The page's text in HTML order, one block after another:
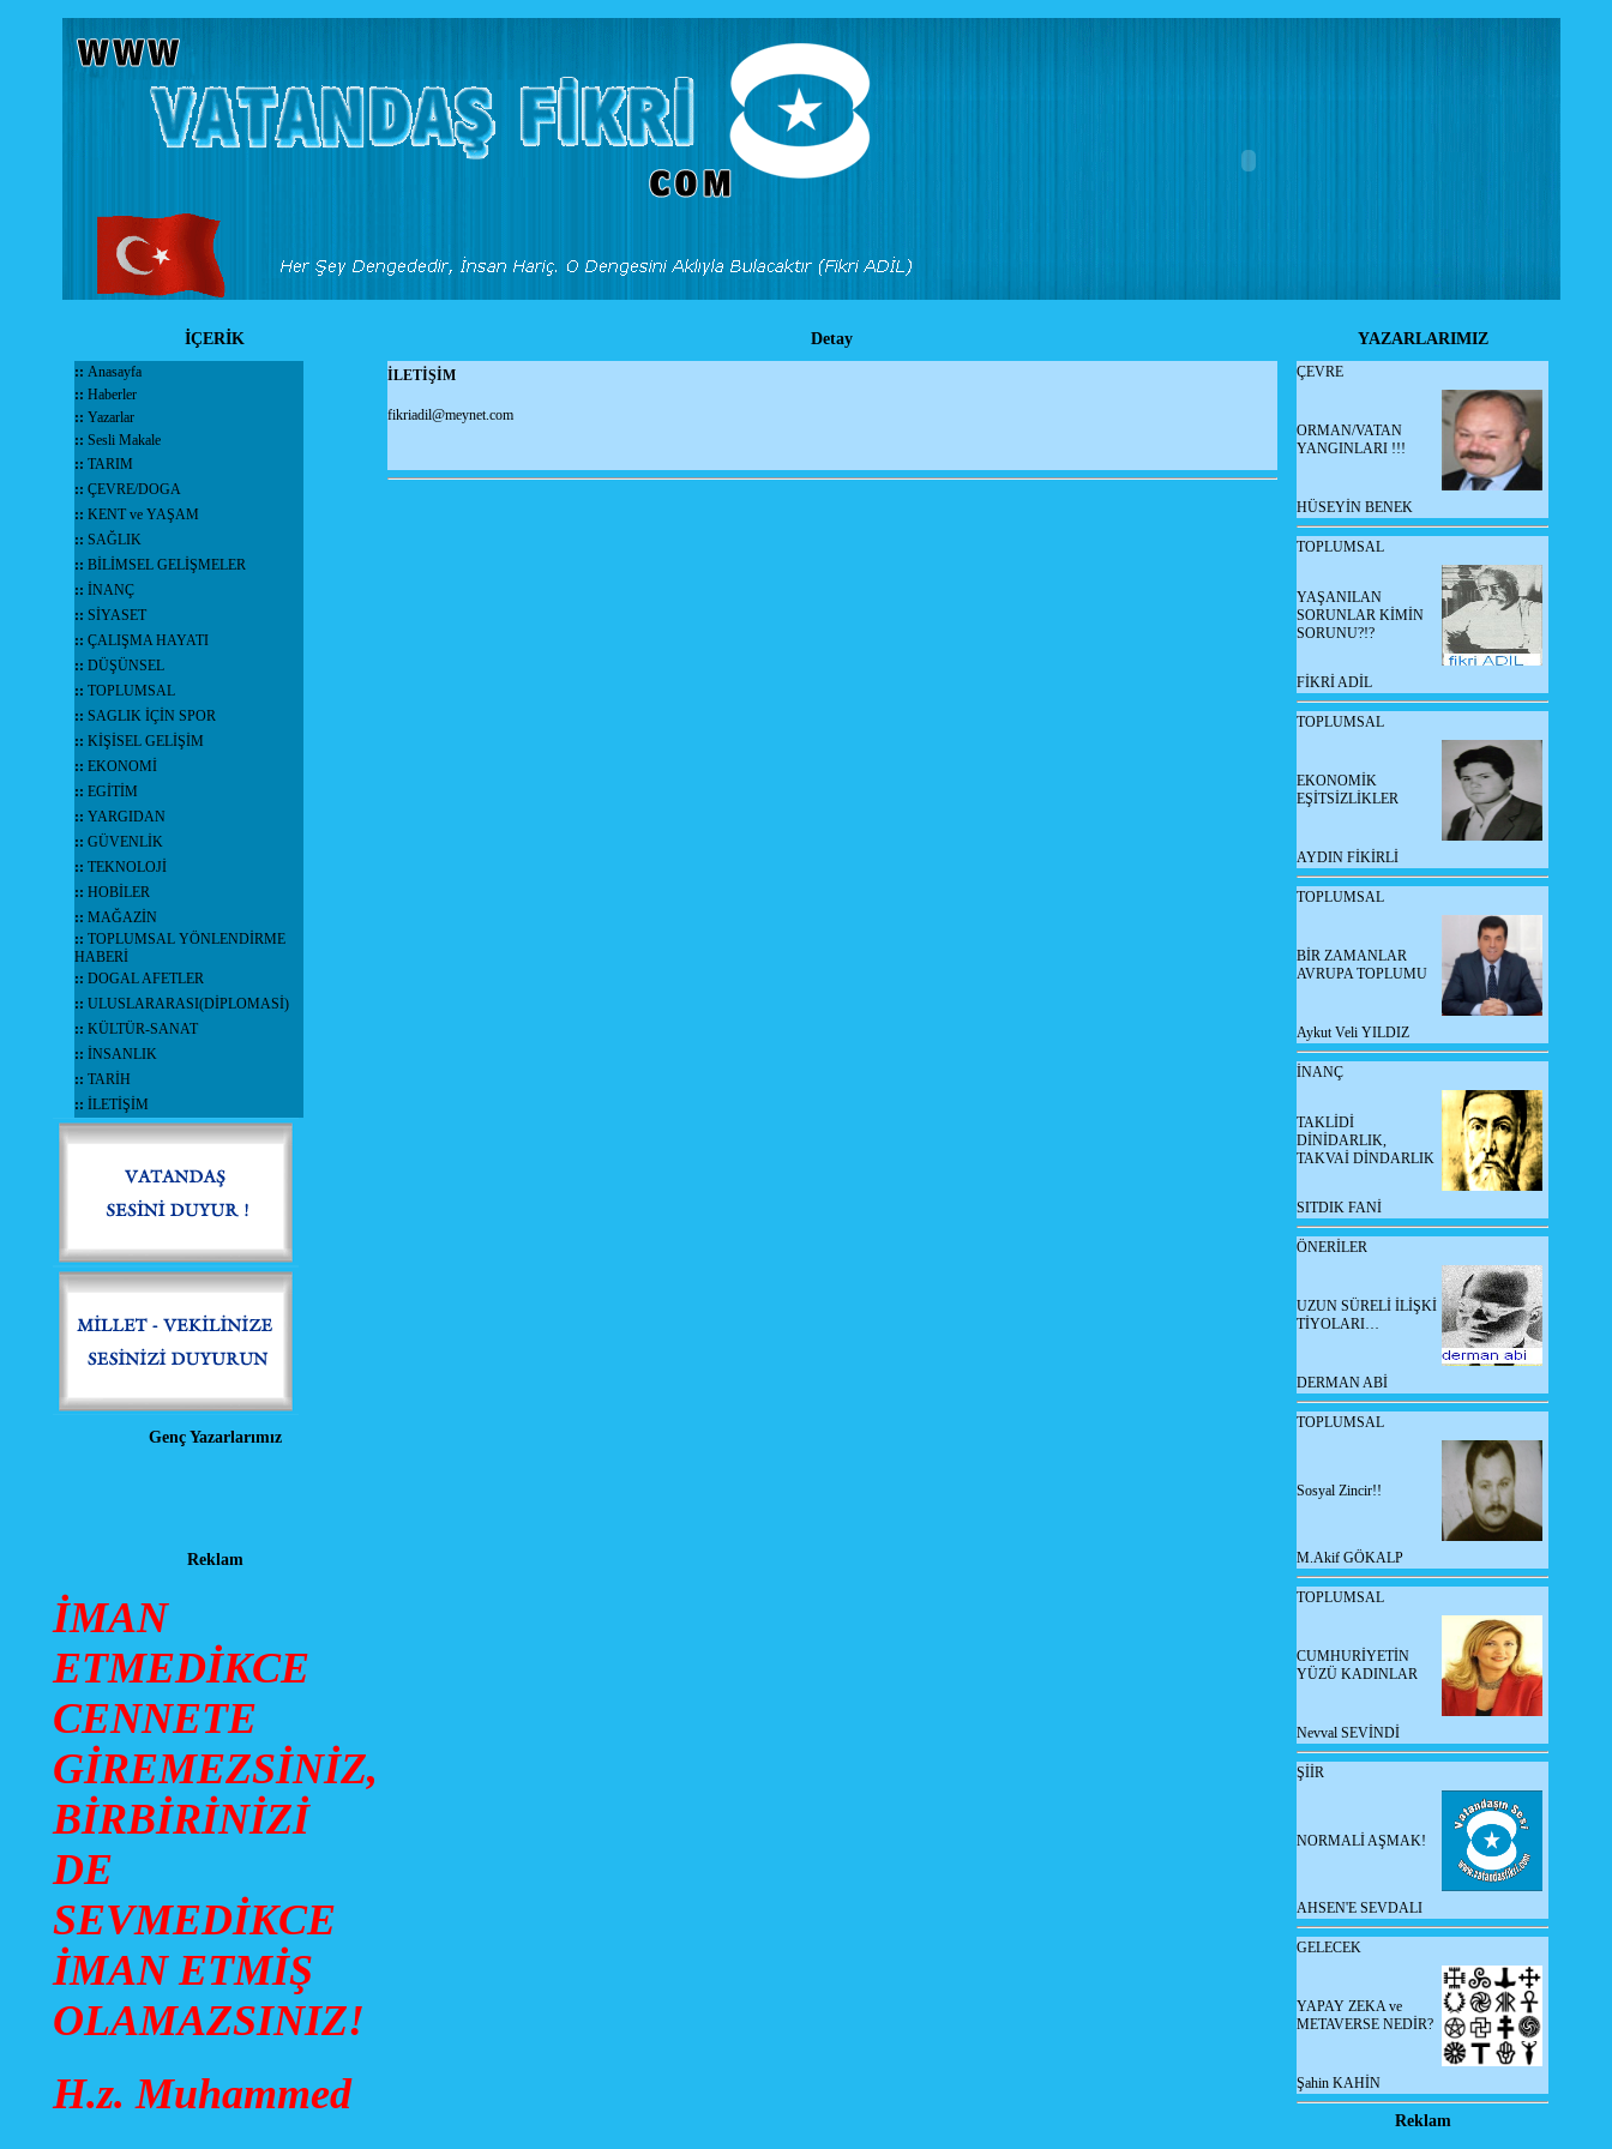
İÇERİK Detay YAZARLARIMIZ
:: Anasayfa
:: Haberler
:: Yazarlar
:: Sesli Makale
:: TARIM
:: ÇEVRE/DOGA
:: KENT ve YAŞAM
:: SAĞLIK
:: BİLİMSEL GELİŞMELER
:: İNANÇ
:: SİYASET
:: ÇALIŞMA HAYATI
:: DÜŞÜNSEL
:: TOPLUMSAL
:: SAGLIK İÇİN SPOR
:: KİŞİSEL GELİŞİM
:: EKONOMİ
:: EGİTİM
:: YARGIDAN
:: GÜVENLİK
:: TEKNOLOJİ
:: HOBİLER
:: MAĞAZİN
:: TOPLUMSAL YÖNLENDİRME
HABERİ
:: DOGAL AFETLER
:: ULUSLARARASI(DİPLOMASİ)
:: KÜLTÜR-SANAT
:: İNSANLIK
:: TARİH
:: İLETİŞİM
Genç Yazarlarımız
Reklam
İMAN
ETMEDİKCE
CENNETE
GİREMEZSİNİZ,
BİRBİRİNİZİ
DE
SEVMEDİKCE
İMAN ETMİŞ
OLAMAZSINIZ!
H.z. Muhammed
İLETİŞİM
fikriadil@meynet.com
ÇEVRE
ORMAN/VATAN
YANGINLARI !!!
HÜSEYİN BENEK
TOPLUMSAL
YAŞANILAN
SORUNLAR KİMİN
SORUNU?!?
FİKRİ ADİL
TOPLUMSAL
EKONOMİK
EŞİTSİZLİKLER
AYDIN FİKİRLİ
TOPLUMSAL
BİR ZAMANLAR
AVRUPA TOPLUMU
Aykut Veli YILDIZ
İNANÇ
TAKLİDİ
DİNİDARLIK,
TAKVAİ DİNDARLIK
SITDIK FANİ
ÖNERİLER
UZUN SÜRELİ İLİŞKİ
TİYOLARI…
DERMAN ABİ
TOPLUMSAL
Sosyal Zincir!!
M.Akif GÖKALP
TOPLUMSAL
CUMHURİYETİN
YÜZÜ KADINLAR
Nevval SEVİNDİ
ŞİİR
NORMALİ AŞMAK!
AHSEN'E SEVDALI
GELECEK
YAPAY ZEKA ve
METAVERSE NEDİR?
Şahin KAHİN
Reklam